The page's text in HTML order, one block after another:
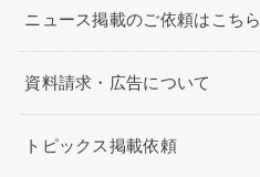
ニュース掲載のご依頼はこちら
資料請求・広告について
トピックス掲載依頼